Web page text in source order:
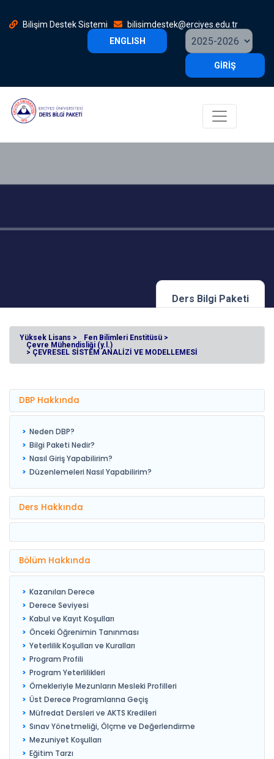
Bilişim Destek Sistemi
bilisimdestek@erciyes.edu.tr
ENGLISH
GİRİŞ
Ders Bilgi Paketi
Yüksek Lisans >
Fen Bilimleri Enstitüsü >
Çevre Mühendisliği (y.l.)
> ÇEVRESEL SİSTEM ANALİZİ VE MODELLEMESİ
DBP Hakkında
Neden DBP?
Bilgi Paketi Nedir?
Nasıl Giriş Yapabilirim?
Düzenlemeleri Nasıl Yapabilirim?
Ders Hakkında
Bölüm Hakkında
Kazanılan Derece
Derece Seviyesi
Kabul ve Kayıt Koşulları
Önceki Öğrenimin Tanınması
Yeterlilik Koşulları ve Kuralları
Program Profili
Program Yeterlilikleri
Örnekleriyle Mezunların Mesleki Profilleri
Üst Derece Programlarına Geçiş
Müfredat Dersleri ve AKTS Kredileri
Sınav Yönetmeliği, Ölçme ve Değerlendirme
Mezuniyet Koşulları
Eğitim Tarzı